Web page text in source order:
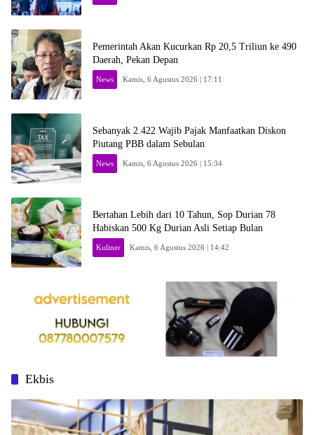
Pemerintah Akan Kucurkan Rp 20,5 Triliun ke 490
Daerah, Pekan Depan
News Kamis, 6 Agustus 2026 | 17:11
Sebanyak 2.422 Wajib Pajak Manfaatkan Diskon
Piutang PBB dalam Sebulan
News Kamis, 6 Agustus 2026 | 15:34
Bertahan Lebih dari 10 Tahun, Sop Durian 78
Habiskan 500 Kg Durian Asli Setiap Bulan
Kuliner Kamis, 6 Agustus 2026 | 14:42
Ekbis